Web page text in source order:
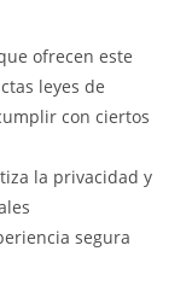
ofrecen este
leyes de
con ciertos
la privacidad y
segura